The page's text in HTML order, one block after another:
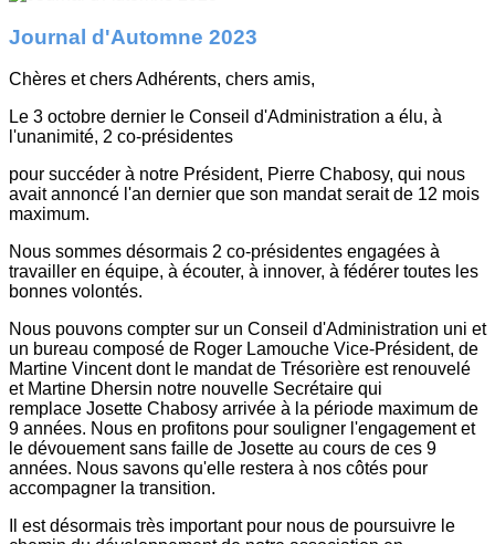
Journal d'Automne 2023
Chères et chers Adhérents, chers amis,
Le 3 octobre dernier le Conseil d'Administration a élu, à
l'unanimité, 2 co-présidentes
pour succéder à notre Président, Pierre Chabosy, qui nous
avait annoncé l'an dernier que son mandat serait de 12 mois
maximum.
Nous sommes désormais 2 co-présidentes engagées à
travailler en équipe, à écouter, à innover, à fédérer toutes les
bonnes volontés.
Nous pouvons compter sur un Conseil d'Administration uni et
un bureau composé de Roger Lamouche Vice-Président, de
Martine Vincent dont le mandat de Trésorière est renouvelé
et Martine Dhersin notre nouvelle Secrétaire qui
remplace Josette Chabosy arrivée à la période maximum de
9 années. Nous en profitons pour souligner l'engagement et
le dévouement sans faille de Josette au cours de ces 9
années. Nous savons qu'elle restera à nos côtés pour
accompagner la transition.
Il est désormais très important pour nous de poursuivre le